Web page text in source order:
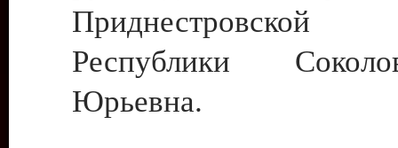
Приднестровской
Республики
Юрьевна.